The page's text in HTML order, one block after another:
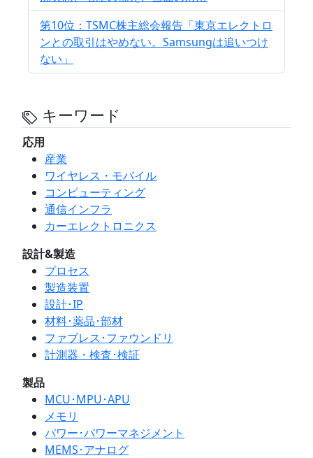
第10位：TSMC株主総会報告「東京エレクトロ
ンとの取引はやめない。Samsungは追いつけ
ない」
キーワード
応用
産業
ワイヤレス・モバイル
コンピューティング
通信インフラ
カーエレクトロニクス
設計&製造
プロセス
製造装置
設計･IP
材料･薬品･部材
ファブレス･ファウンドリ
計測器・検査･検証
製品
MCU･MPU･APU
メモリ
パワー･パワーマネジメント
MEMS･アナログ